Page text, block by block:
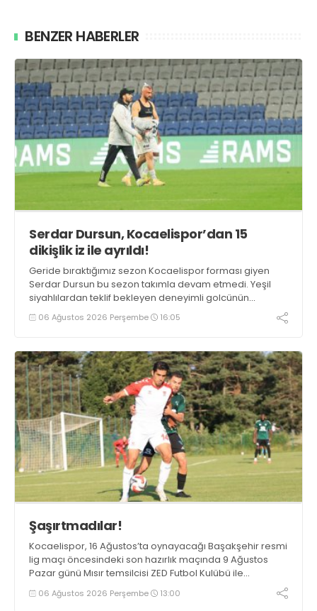
BENZER HABERLER
Serdar Dursun, Kocaelispor’dan 15
dikişlik iz ile ayrıldı!
Geride bıraktığımız sezon Kocaelispor forması giyen
Serdar Dursun bu sezon takımla devam etmedi. Yeşil
siyahlılardan teklif bekleyen deneyimli golcünün
Gaziantep FK ile söz kesecek.
06 Ağustos 2026 Perşembe 16:05
Şaşırtmadılar!
Kocaelispor, 16 Ağustos’ta oynayacağı Başakşehir resmi
lig maçı öncesindeki son hazırlık maçında 9 Ağustos
Pazar günü Mısır temsilcisi ZED Futbol Kulübü ile
karşılaşacak.
06 Ağustos 2026 Perşembe 13:00